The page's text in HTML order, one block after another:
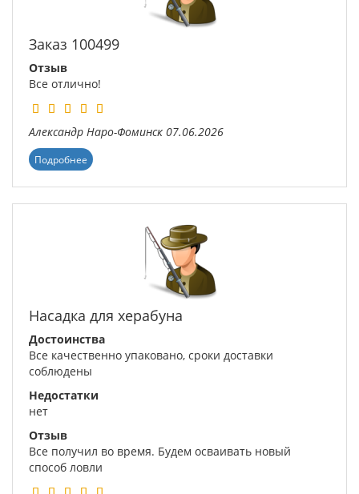
Заказ 100499
Отзыв
Все отлично!
Александр Наро-Фоминск 07.06.2026
Подробнее
Насадка для херабуна
Достоинства
Все качественно упаковано, сроки доставки
соблюдены
Недостатки
нет
Отзыв
Все получил во время. Будем осваивать новый
способ ловли